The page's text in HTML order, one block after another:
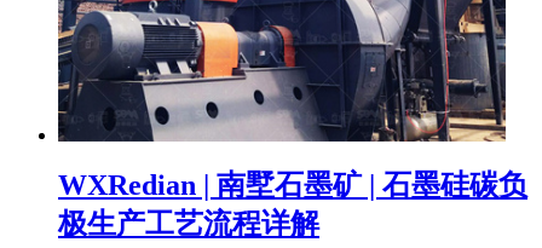
WXRedian | 南墅石墨矿 | 石墨硅碳负
极生产工艺流程详解